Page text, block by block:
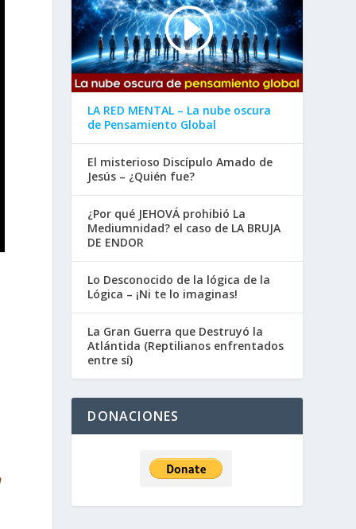
LA RED MENTAL – La nube oscura
de Pensamiento Global
El misterioso Discípulo Amado de
Jesús – ¿Quién fue?
¿Por qué JEHOVÁ prohibió La
Mediumnidad? el caso de LA BRUJA
DE ENDOR
Lo Desconocido de la lógica de la
Lógica – ¡Ni te lo imaginas!
La Gran Guerra que Destruyó la
Atlántida (Reptilianos enfrentados
entre sí)
DONACIONES